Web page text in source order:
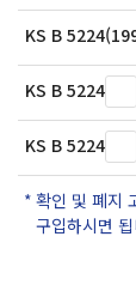
KS B
KS B 5224
KS B 5224
확인 및 폐지
구입하시면